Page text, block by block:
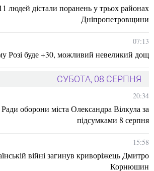
людей дістали поранень у трьох районах
Дніпропетровщини
07:13
Розі буде +30, можливий невеликий дощ
СУБОТА, 08 СЕРПНЯ
20:34
оборони міста Олександра Вілкула за
підсумками 8 серпня
15:58
війні загинув криворіжець Дмитро
Корнюшин